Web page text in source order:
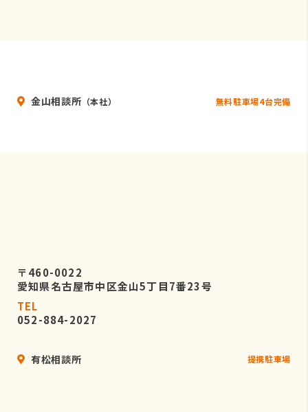
結し、お客様の個人情報を厳密に管理
その際、弊社はお客様ご本人を確認さ
せていただいたうえで、合理的な期間
内に対応いたします。
先は、次の通りです。
金山相談所 （本社） 無料駐車場4台完備
〒460-0022
愛知県名古屋市中区金山5丁目7番23号
TEL
052-884-2027
有松相談所 提携駐車場